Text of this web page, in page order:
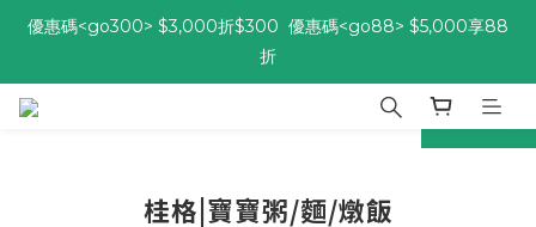
優惠碼<go300> $3,000折$300  優惠碼<go88> $5,000享88
折
優惠碼<go300> $3,000折$300  優惠碼<go88> $5,000享88
折
[自由配每期都85折!] 免綁約! 選擇多、任搭任選，立即了解活動>>
優惠碼<go300> $3,000折$300  優惠碼<go88> $5,000享88
prev next
桂格|寶寶粥/麵/燉飯